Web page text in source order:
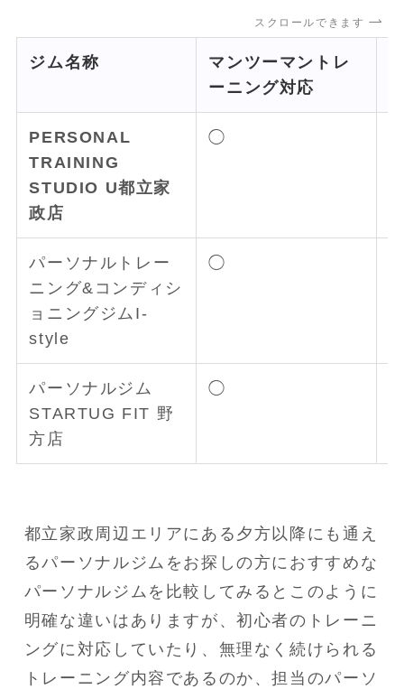
スクロールできます
ジム名称
マンツーマントレ
ーニング対応
PERSONAL
TRAINING
STUDIO U都立家
政店
◯
パーソナルトレー
ニング&コンディシ
ョニングジムI-
style
◯
パーソナルジム
STARTUG FIT 野
方店
◯
都立家政周辺エリアにある夕方以降にも通え
るパーソナルジムをお探しの方におすすめな
パーソナルジムを比較してみるとこのように
明確な違いはありますが、初心者のトレーニ
ングに対応していたり、無理なく続けられる
トレーニング内容であるのか、担当のパーソ